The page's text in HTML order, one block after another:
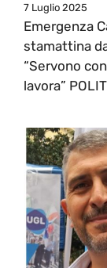
7 Luglio 2025
Emergenza
stamattina
“Servono
lavora”